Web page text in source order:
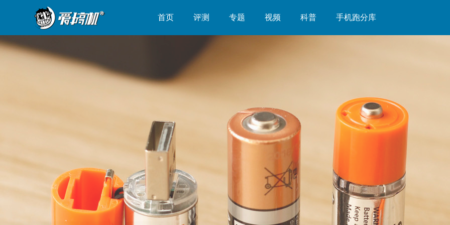
首页 评测 专题 视频 科普 手机跑分库